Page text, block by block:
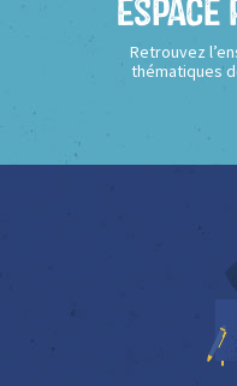
Espace
Retrouvez
thématiques